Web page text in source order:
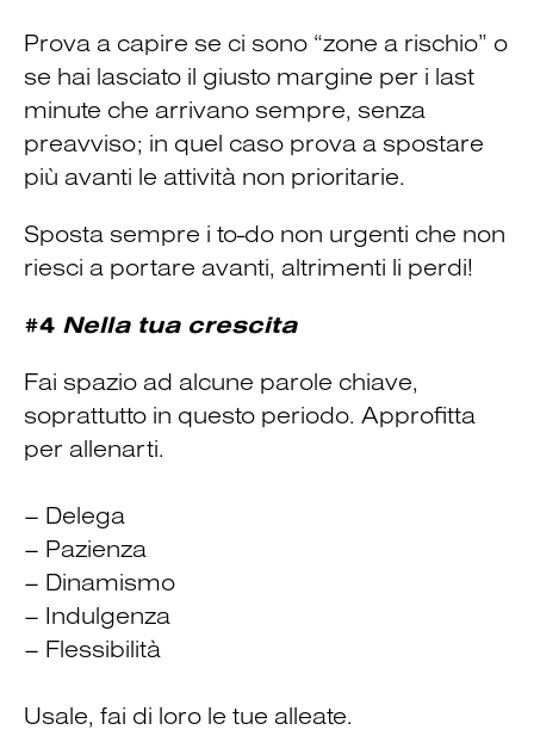
Prova a capire se ci sono “zone a rischio” o
se hai lasciato il giusto margine per i last
minute che arrivano sempre, senza
preavviso; in quel caso prova a spostare
più avanti le attività non prioritarie.
Sposta sempre i to-do non urgenti che non
riesci a portare avanti, altrimenti li perdi!
#4 Nella tua crescita
Fai spazio ad alcune parole chiave,
soprattutto in questo periodo. Approfitta
per allenarti.
– Delega
– Pazienza
– Dinamismo
– Indulgenza
– Flessibilità
Usale, fai di loro le tue alleate.